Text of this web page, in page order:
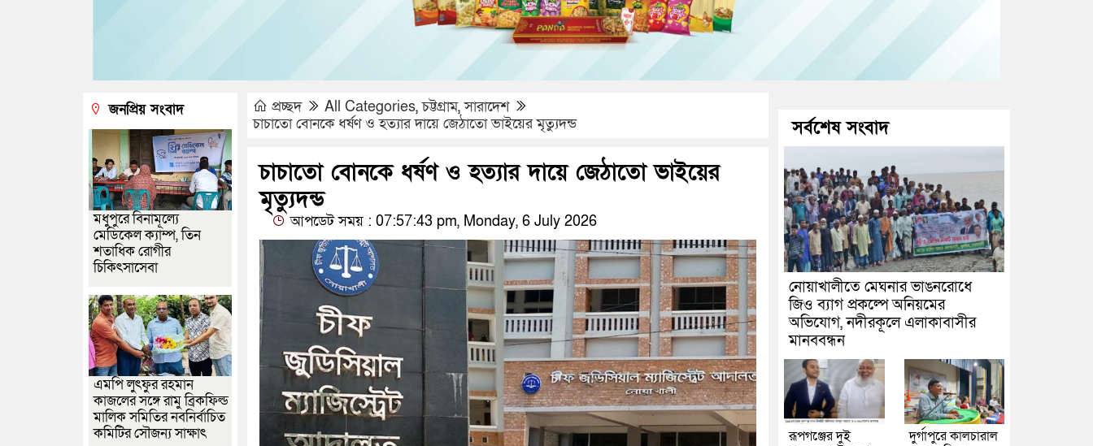
প্রচ্ছদ All Categories,চট্টগ্রাম,সারাদেশ
চাচাতো বোনকে ধর্ষণ ও হত্যার দায়ে জেঠাতো ভাইয়ের মৃত্যুদন্ড
চাচাতো বোনকে ধর্ষণ ও হত্যার দায়ে জেঠাতো ভাইয়ের
মৃত্যুদন্ড
আপডেট সময় : 07:57:43 pm, Monday, 6 July 2026
জনপ্রিয় সংবাদ
মধুপুরে বিনামূল্যে
মেডিকেল ক্যাম্প, তিন
শতাধিক রোগীর
চিকিৎসাসেবা
এমপি লুৎফুর রহমান
কাজলের সঙ্গে রামু ব্রিকফিল্ড
মালিক সমিতির নবনির্বাচিত
কমিটির সৌজন্য সাক্ষাৎ
সর্বশেষ সংবাদ
নোয়াখালীতে মেঘনার ভাঙনরোধে
জিও ব্যাগ প্রকল্পে অনিয়মের
অভিযোগ, নদীরকূলে এলাকাবাসীর
মানববন্ধন
রূপগঞ্জের দুই
দুর্গাপুরে কালচারাল